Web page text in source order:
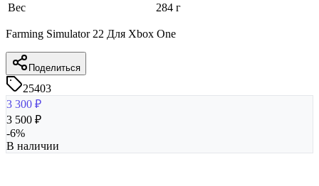
Вес
284 г
Farming Simulator 22 Для Xbox One
Поделиться
25403
3 300 ₽
3 500 ₽
-6%
В наличии